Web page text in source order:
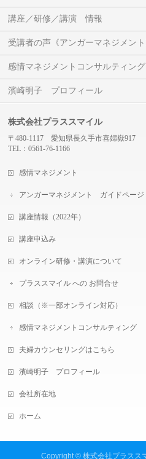
講座／研修／講演 情報
受講者の声《アンガーマネジメント
感情マネジメントコンサルティング
濱崎明子 プロフィール
株式会社プラススマイル
〒480-1117 愛知県長久手市喜婦嶽917
TEL：0561-76-1166
感情マネジメント
アンガーマネジメント ガイドページ
講座情報（2022年）
講座申込み
オンライン研修・講演について
プラススマイル への お問合せ
相談（※一部オンライン対応）
感情マネジメントコンサルティング
夫婦カウンセリングはこちら
濱崎明子 プロフィール
会社所在地
ホーム
Copyright © 株式会社プラスス